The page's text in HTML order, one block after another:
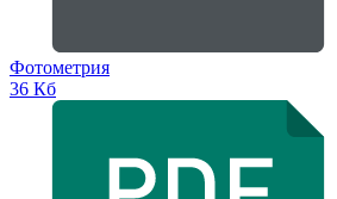
Фотометрия
36 Кб